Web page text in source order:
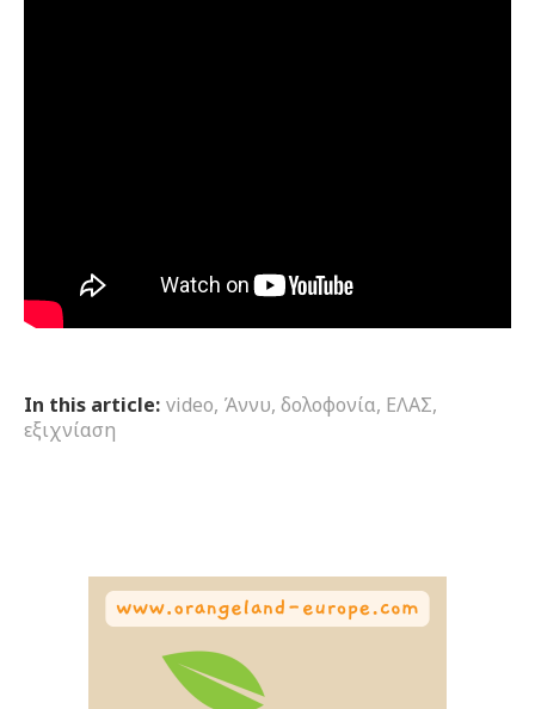
In this article: video, Άννυ, δολοφονία, ΕΛΑΣ,
εξιχνίαση